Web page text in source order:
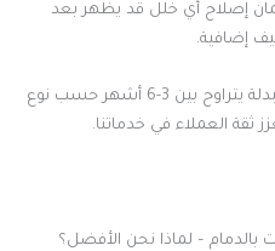
إصلاح أي خلل قد يظهر بعد
إضافية.
نقدم ضماناً على قطع الغيار المستبدلة يتراوح بين 3-6 أشهر حسب نوع
ثقة العملاء في خدماتنا.
– لماذا نحن الأفضل؟